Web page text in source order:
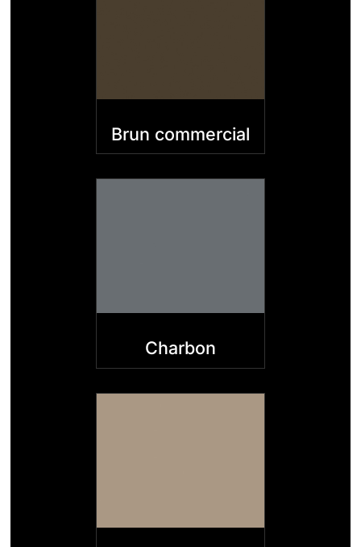
Brun commercial
Charbon